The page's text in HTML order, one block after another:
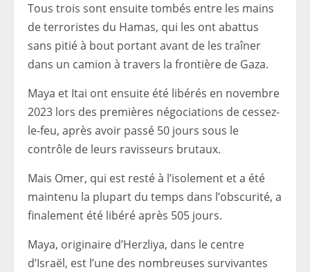
Tous trois sont ensuite tombés entre les mains
de terroristes du Hamas, qui les ont abattus
sans pitié à bout portant avant de les traîner
dans un camion à travers la frontière de Gaza.
Maya et Itai ont ensuite été libérés en novembre
2023 lors des premières négociations de cessez-
le-feu, après avoir passé 50 jours sous le
contrôle de leurs ravisseurs brutaux.
Mais Omer, qui est resté à l’isolement et a été
maintenu la plupart du temps dans l’obscurité, a
finalement été libéré après 505 jours.
Maya, originaire d’Herzliya, dans le centre
d’Israël, est l’une des nombreuses survivantes